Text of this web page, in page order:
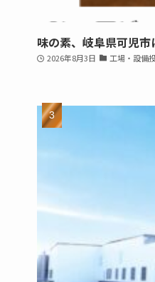
味の素、岐阜県可児
2026年8月3日 工場・設備